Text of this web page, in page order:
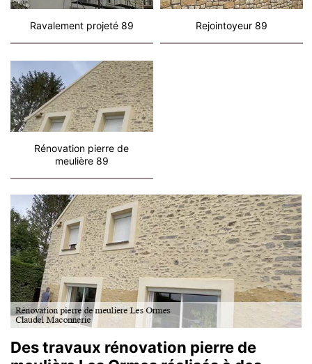
Ravalement projeté 89 Rejointoyeur 89
Rénovation pierre de
meulière 89
Des travaux rénovation pierre de